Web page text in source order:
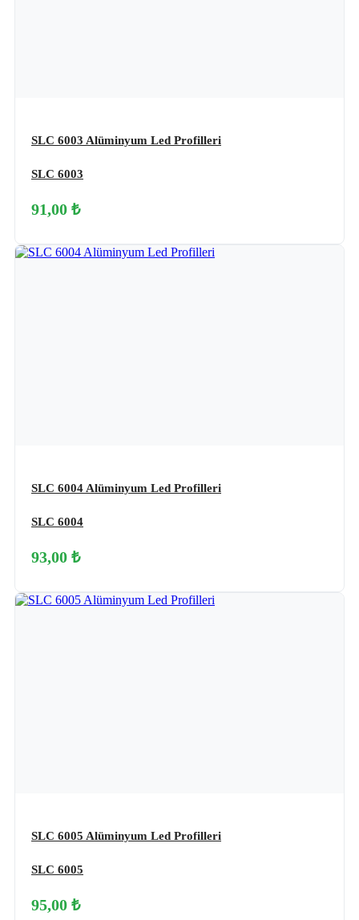
SLC 6003 Alüminyum Led Profilleri
SLC 6003
91,00 ₺
SLC 6004 Alüminyum Led Profilleri
SLC 6004
93,00 ₺
SLC 6005 Alüminyum Led Profilleri
SLC 6005
95,00 ₺